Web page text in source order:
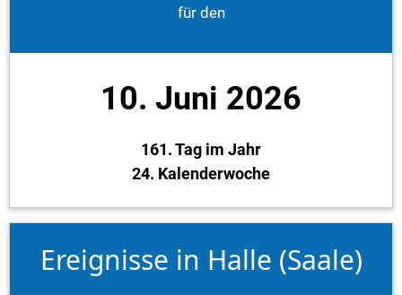
für den
10. Juni 2026
161. Tag im Jahr
24. Kalenderwoche
Ereignisse in Halle (Saale)